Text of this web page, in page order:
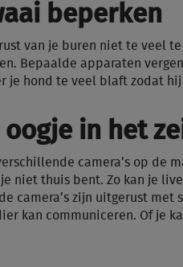
beperken
van je buren niet te veel
Bepaalde apparaten
je hond te veel blaft zodat
oogje in het
camera’s op de
niet thuis bent. Zo kan je
camera’s zijn uitgerust
kan communiceren. Of je